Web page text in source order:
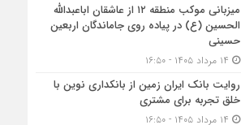
میزبانی موکب منطقه ۱۲ از عاشقان اباعبدالله
الحسین (ع) در پیاده روی جاماندگان اربعین
حسینی
روایت بانک ایران زمین از بانکداری نوین با
خلق تجربه برای مشتری